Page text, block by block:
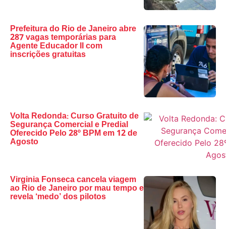
Prefeitura do Rio de Janeiro abre
287 vagas temporárias para
Agente Educador II com
inscrições gratuitas
Volta Redonda: Curso Gratuito de
Segurança Comercial e Predial
Oferecido Pelo 28º BPM em 12 de
Agosto
Virginia Fonseca cancela viagem
ao Rio de Janeiro por mau tempo e
revela ‘medo’ dos pilotos